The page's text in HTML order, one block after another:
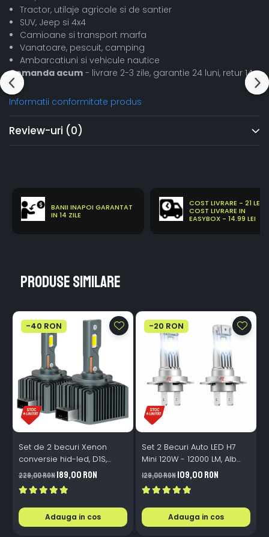
Tractor, utilaje agricole si de santier
SUV, Jeep si 4x4
Camioane si transport marfa
Vanatoare, pescuit, camping
Ambarcatiuni si vehicule nautice
Comanda acum - livrare 2-3 zile, garantie 24 luni, retur 14
zile!
Informatii conformitate produs
Review-uri (0)
BANII INAPOI GARANTAT
IN 14 ZILE
COST LIVRARE - 21 LEI
COST LIVRARE IN
EASYBOX - 14.99 LEI
Produse similare
-40 RON
Set de 2 becuri Xenon
conversie hid-led, D1S,
120W, 12.000lm, Canbus,
Miez Cupru, Radiator
Aluminiu, Premium, Alb
Rece
229,00 RON189,00 RON
Adauga in cos
-20 RON
Set 2 Becuri Auto LED H7
Mini 120W - 12000 LM, Alb
Rece 6500K, Canbus
Integrat + Ventilator Răcire,
Plug & Play, 12-18V
129,00 RON109,00 RON
Adauga in cos